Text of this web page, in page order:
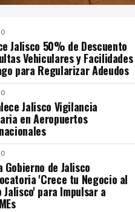
Jalisco 50% de Descuento
Vehiculares y Facilidades
para Regularizar Adeudos
Jalisco Vigilancia
en Aeropuertos
Gobierno de Jalisco
'Crece tu Negocio al
Jalisco' para Impulsar a